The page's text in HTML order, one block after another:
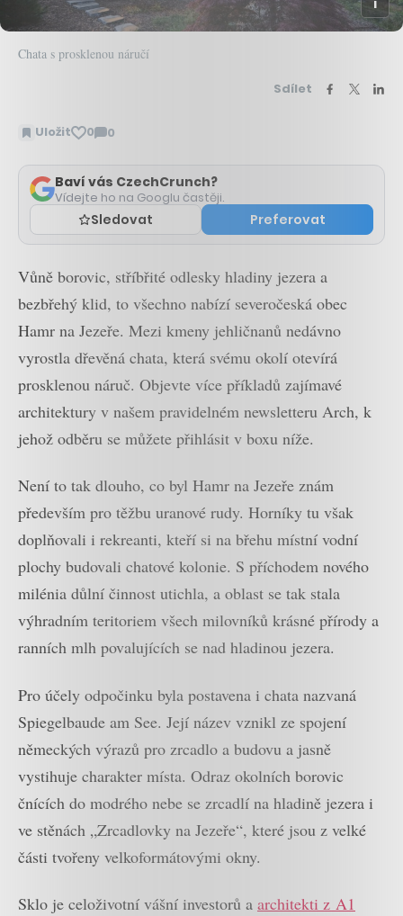
Chata s prosklenou náručí
Sdílet
Uložit 0 0
Zobrazit
Baví vás CzechCrunch?
Vídejte ho na Googlu častěji.
Sledovat Preferovat
Vůně borovic, stříbřité odlesky hladiny jezera a
bezbřehý klid, to všechno nabízí severočeská obec
Hamr na Jezeře. Mezi kmeny jehličnanů nedávno
vyrostla dřevěná chata, která svému okolí otevírá
prosklenou náruč. Objevte více příkladů zajímavé
architektury v našem pravidelném newsletteru Arch, k
jehož odběru se můžete přihlásit v boxu níže.
Není to tak dlouho, co byl Hamr na Jezeře znám
především pro těžbu uranové rudy. Horníky tu však
doplňovali i rekreanti, kteří si na břehu místní vodní
plochy budovali chatové kolonie. S příchodem nového
milénia důlní činnost utichla, a oblast se tak stala
výhradním teritoriem všech milovníků krásné přírody a
ranních mlh povalujících se nad hladinou jezera.
Pro účely odpočinku byla postavena i chata nazvaná
Spiegelbaude am See. Její název vznikl ze spojení
německých výrazů pro zrcadlo a budovu a jasně
vystihuje charakter místa. Odraz okolních borovic
čnících do modrého nebe se zrcadlí na hladině jezera i
ve stěnách „Zrcadlovky na Jezeře“, které jsou z velké
části tvořeny velkoformátovými okny.
Sklo je celoživotní vášní investorů a architekti z A1